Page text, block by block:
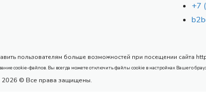
+7
пользователям больше возможностей при посещении сайта
cookie-файлов. Вы всегда можете отключить файлы cookie в настройках Вашего
2026 © Все права защищены.